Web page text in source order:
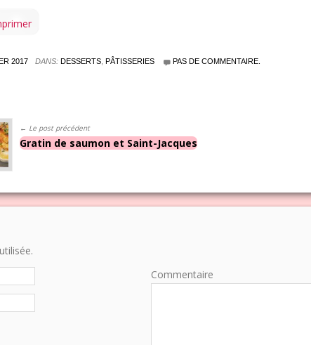
2017 DANS: DESSERTS PÂTISSERIES PAS DE COMMENTAIRE.
← Le post précédent
Gratin de saumon et Saint-Jacques
Commentaire